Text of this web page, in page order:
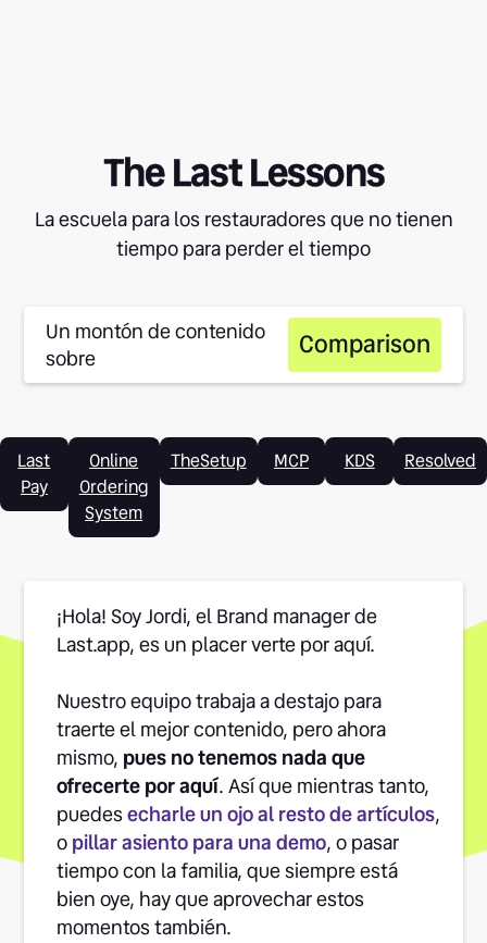
The Last Lessons
La escuela para los restauradores que no tienen
tiempo para perder el tiempo
Un montón de contenido
sobre
Comparison
Last
Pay
Online
Ordering
System
TheSetup MCP KDS Resolved
¡Hola! Soy Jordi, el Brand manager de
Last.app, es un placer verte por aquí.
Nuestro equipo trabaja a destajo para
traerte el mejor contenido, pero ahora
mismo, pues no tenemos nada que
ofrecerte por aquí. Así que mientras tanto,
puedesecharle un ojo al resto de artículos,
opillar asiento para una demo, o pasar
tiempo con la familia, que siempre está
bien oye, hay que aprovechar estos
momentos también.